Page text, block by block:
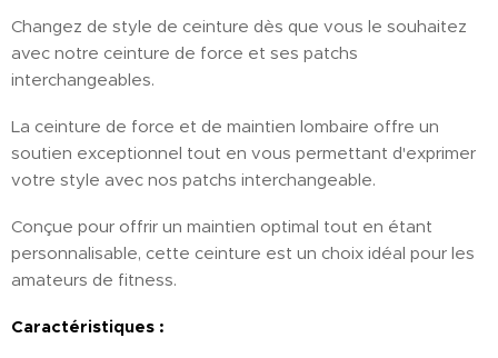
Changez de style de ceinture dès que vous le souhaitez
avec notre ceinture de force et ses patchs
interchangeables.
La ceinture de force et de maintien lombaire offre un
soutien exceptionnel tout en vous permettant d'exprimer
votre style avec nos patchs interchangeable.
Conçue pour offrir un maintien optimal tout en étant
personnalisable, cette ceinture est un choix idéal pour les
amateurs de fitness.
Caractéristiques :